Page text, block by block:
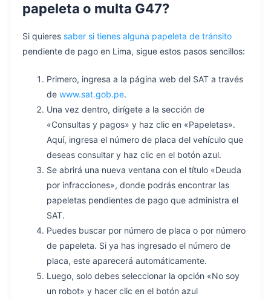
papeleta o multa G47?
Si quieres saber si tienes alguna papeleta de tránsito
pendiente de pago en Lima, sigue estos pasos sencillos:
Primero, ingresa a la página web del SAT a través
de www.sat.gob.pe.
Una vez dentro, dirígete a la sección de
«Consultas y pagos» y haz clic en «Papeletas».
Aquí, ingresa el número de placa del vehículo que
deseas consultar y haz clic en el botón azul.
Se abrirá una nueva ventana con el título «Deuda
por infracciones», donde podrás encontrar las
papeletas pendientes de pago que administra el
SAT.
Puedes buscar por número de placa o por número
de papeleta. Si ya has ingresado el número de
placa, este aparecerá automáticamente.
Luego, solo debes seleccionar la opción «No soy
un robot» y hacer clic en el botón azul